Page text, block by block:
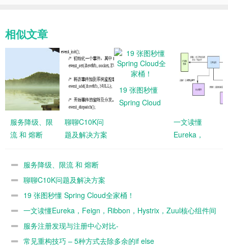
相似文章
服务降级、限
流 和 熔断
聊聊C10K问
题及解决方案
19 张图秒懂
Spring Cloud
一文读懂
Eureka，
服务降级、限流 和 熔断
聊聊C10K问题及解决方案
19 张图秒懂 Spring Cloud全家桶！
一文读懂Eureka，Feign，Ribbon，Hystrix，Zuul核心组件间
的关系服务注册发现与注册中心对比-
Eureka,Consul,Zookeeper,Nacos对比
常见重构技巧 – 5种方式去除多余的if else